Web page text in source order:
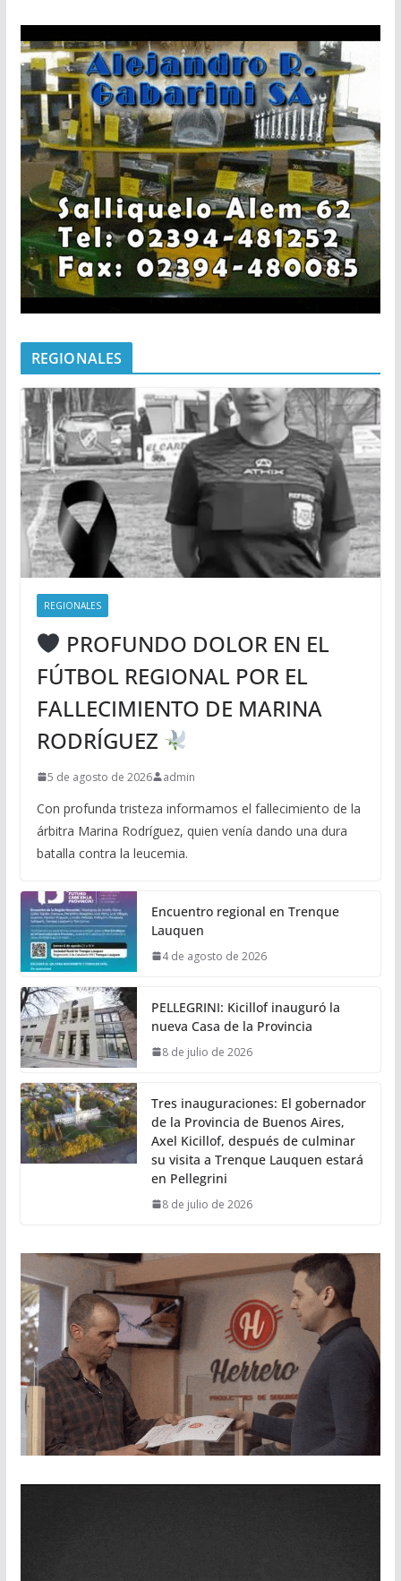
REGIONALES
REGIONALES
PROFUNDO DOLOR EN EL
FÚTBOL REGIONAL POR EL
FALLECIMIENTO DE MARINA
RODRÍGUEZ
5 de agosto de 2026 admin
Con profunda tristeza informamos el fallecimiento de la
árbitra Marina Rodríguez, quien venía dando una dura
batalla contra la leucemia.
Encuentro regional en Trenque
Lauquen
4 de agosto de 2026
PELLEGRINI: Kicillof inauguró la
nueva Casa de la Provincia
8 de julio de 2026
Tres inauguraciones: El gobernador
de la Provincia de Buenos Aires,
Axel Kicillof, después de culminar
su visita a Trenque Lauquen estará
en Pellegrini
8 de julio de 2026